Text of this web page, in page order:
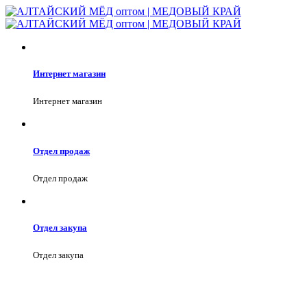
Интернет магазин
Интернет магазин
Отдел продаж
Отдел продаж
Отдел закупа
Отдел закупа